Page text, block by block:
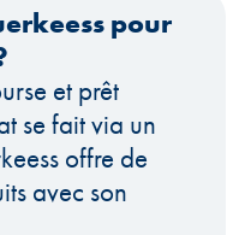
pour
et prêt
se fait via un
offre de
avec son